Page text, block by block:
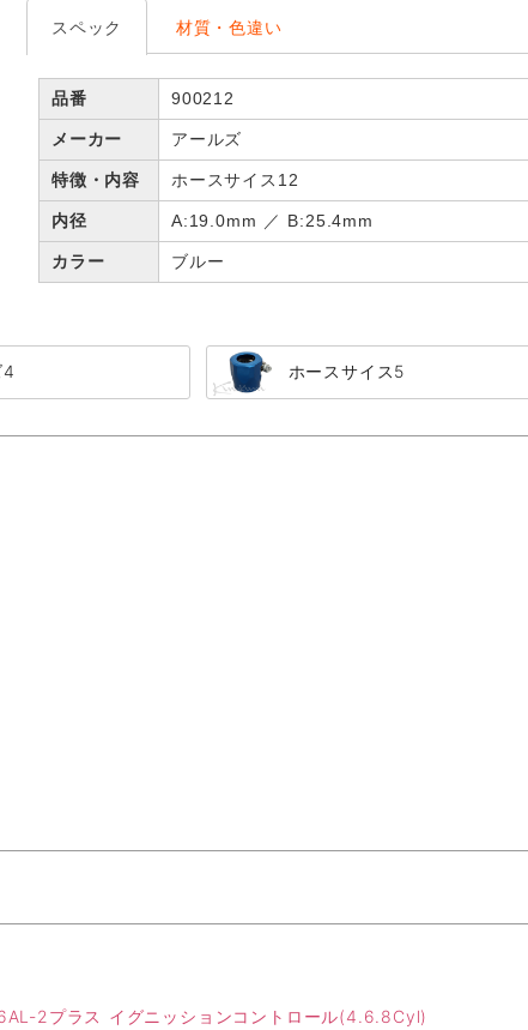
スペック 材質・色違い
品番 900212
メーカー アールズ
特徴・内容 ホースサイス12
内径 A:19.0mm ／ B:25.4mm
カラー ブルー
4 ホースサイス5
2プラス イグニッションコントロール(4.6.8Cyl)